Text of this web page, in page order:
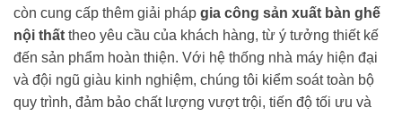
còn cung cấp thêm giải pháp gia công sản xuất bàn ghế
nội thất theo yêu cầu của khách hàng, từ ý tưởng thiết kế
đến sản phẩm hoàn thiện. Với hệ thống nhà máy hiện đại
và đội ngũ giàu kinh nghiệm, chúng tôi kiểm soát toàn bộ
quy trình, đảm bảo chất lượng vượt trội, tiến độ tối ưu và